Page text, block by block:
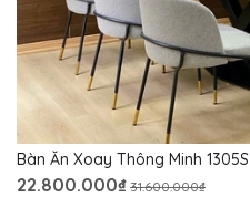
Bàn Ăn Xoay Thông Minh 1305S
22.800.000₫ 31.600.000₫